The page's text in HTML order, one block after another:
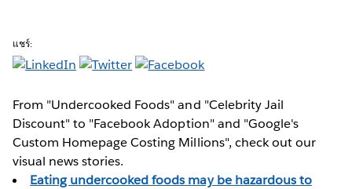
แชร์:
From "Undercooked Foods" and "Celebrity Jail
Discount" to "Facebook Adoption" and "Google's
Custom Homepage Costing Millions", check out our
visual news stories.
Eating undercooked foods may be hazardous to